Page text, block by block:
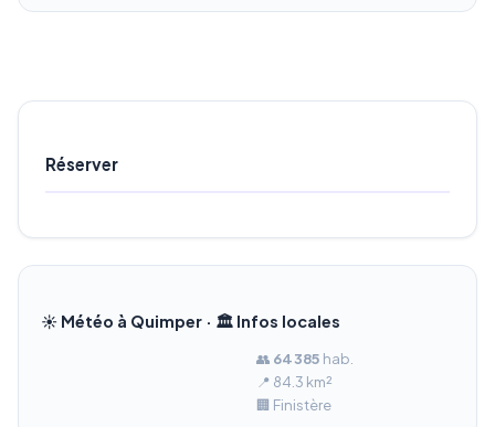
Réserver
☀️ Météo à Quimper · 🏛️ Infos locales
👥 64 385 hab.
📍 84.3 km²
🏢 Finistère